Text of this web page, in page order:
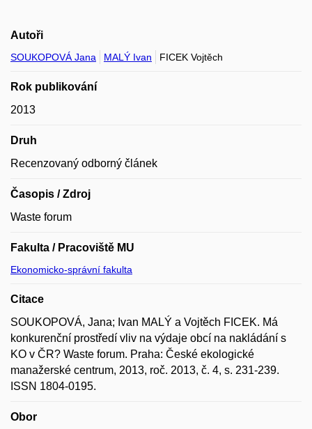
Autoři
SOUKOPOVÁ Jana MALÝ Ivan FICEK Vojtěch
Rok publikování
2013
Druh
Recenzovaný odborný článek
Časopis / Zdroj
Waste forum
Fakulta / Pracoviště MU
Ekonomicko-správní fakulta
Citace
SOUKOPOVÁ, Jana; Ivan MALÝ a Vojtěch FICEK. Má
konkurenční prostředí vliv na výdaje obcí na nakládání s
KO v ČR? Waste forum. Praha: České ekologické
manažerské centrum, 2013, roč. 2013, č. 4, s. 231-239.
ISSN 1804-0195.
Obor